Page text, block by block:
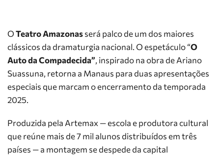
OTeatro Amazonasserá palco de um dos maiores
clássicos da dramaturgia nacional. O espetáculo “O
Auto da Compadecida”, inspirado na obra de Ariano
Suassuna, retorna a Manaus para duas apresentações
especiais que marcam o encerramento da temporada
2025.
Produzida pela Artemax — escola e produtora cultural
que reúne mais de 7 mil alunos distribuídos em três
países — a montagem se despede da capital